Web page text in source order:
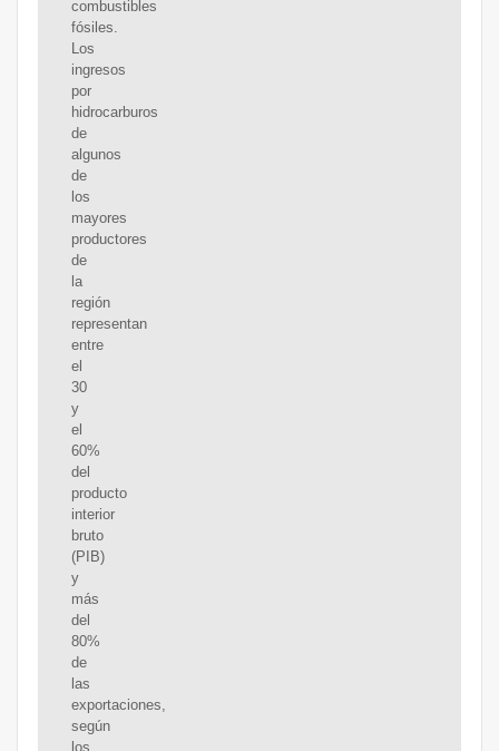
combustibles
fósiles.
Los
ingresos
por
hidrocarburos
de
algunos
de
los
mayores
productores
de
la
región
representan
entre
el
30
y
el
60%
del
producto
interior
bruto
(PIB)
y
más
del
80%
de
las
exportaciones,
según
los